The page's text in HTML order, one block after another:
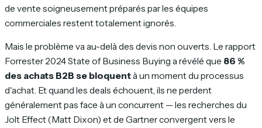
de vente soigneusement préparés par les équipes
commerciales restent totalement ignorés.
Mais le problème va au-delà des devis non ouverts. Le rapport
Forrester 2024 State of Business Buying a révélé que 86 %
des achats B2B se bloquentà un moment du processus
d'achat. Et quand les deals échouent, ils ne perdent
généralement pas face à un concurrent — les recherches du
Jolt Effect (Matt Dixon) et de Gartner convergent vers le